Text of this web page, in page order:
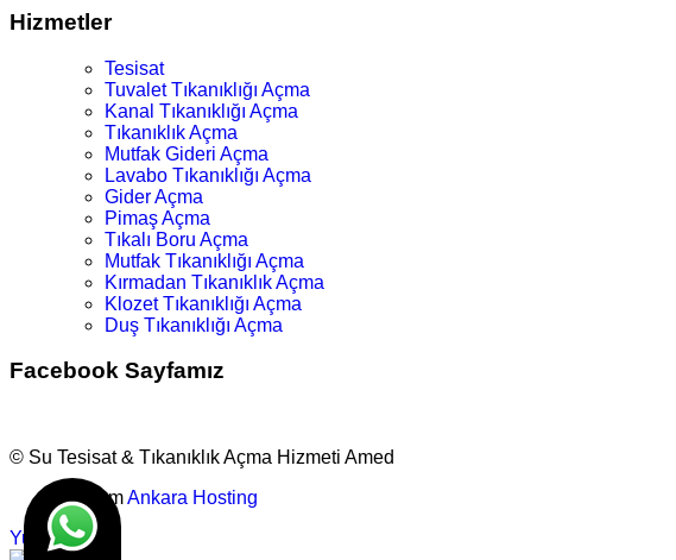
Hizmetler
Tesisat
Tuvalet Tıkanıklığı Açma
Kanal Tıkanıklığı Açma
Tıkanıklık Açma
Mutfak Gideri Açma
Lavabo Tıkanıklığı Açma
Gider Açma
Pimaş Açma
Tıkalı Boru Açma
Mutfak Tıkanıklığı Açma
Kırmadan Tıkanıklık Açma
Klozet Tıkanıklığı Açma
Duş Tıkanıklığı Açma
Facebook Sayfamız
© Su Tesisat & Tıkanıklık Açma Hizmeti Amed
TasarımAnkara Hosting
Yukarı